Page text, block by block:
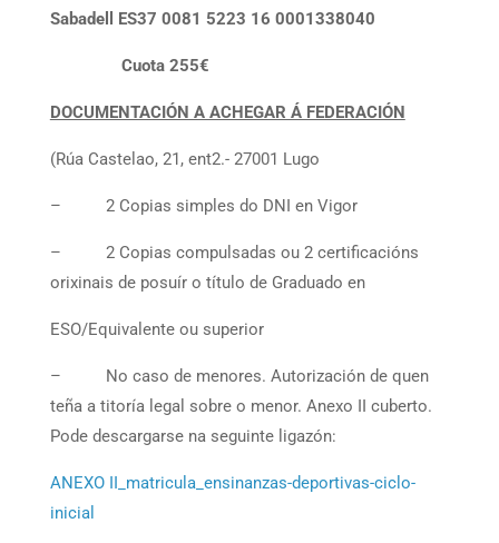
Sabadell ES37 0081 5223 16 0001338040
Cuota 255€
DOCUMENTACIÓN A ACHEGAR Á FEDERACIÓN
(Rúa Castelao, 21, ent2.- 27001 Lugo
– 2 Copias simples do DNI en Vigor
– 2 Copias compulsadas ou 2 certificacións
orixinais de posuír o título de Graduado en
ESO/Equivalente ou superior
– No caso de menores. Autorización de quen
teña a titoría legal sobre o menor. Anexo II cuberto.
Pode descargarse na seguinte ligazón:
ANEXO II_matricula_ensinanzas-deportivas-ciclo-
inicial